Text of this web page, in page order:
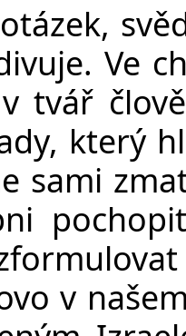
Ve
tvář
který
sami
v